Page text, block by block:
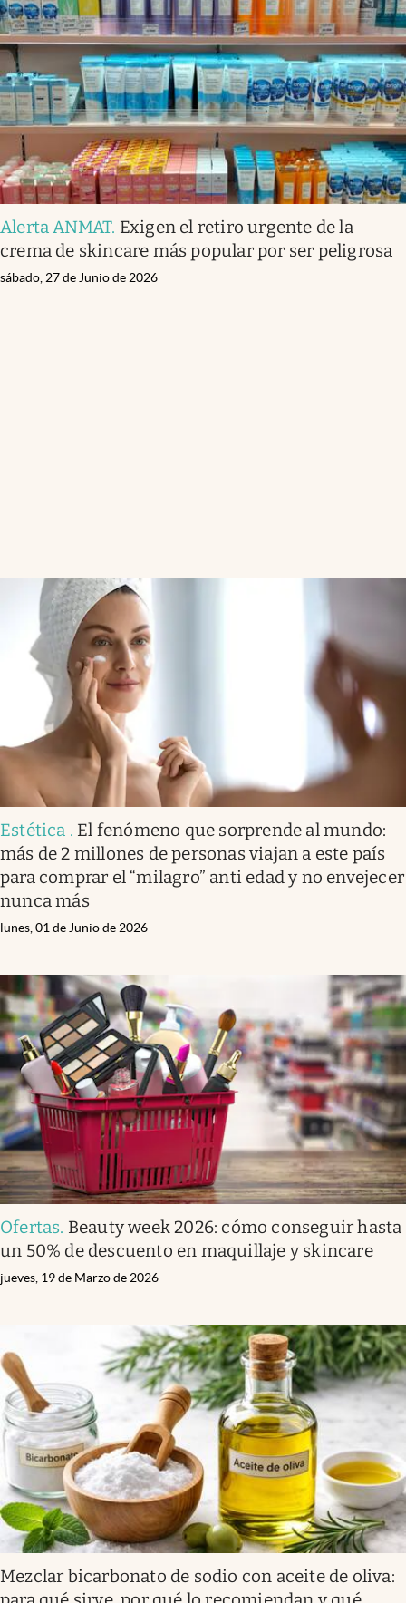
Alerta ANMAT. Exigen el retiro urgente de la
crema de skincare más popular por ser peligrosa
sábado, 27 de Junio de 2026
Estética . El fenómeno que sorprende al mundo:
más de 2 millones de personas viajan a este país
para comprar el “milagro” anti edad y no envejecer
nunca más
lunes, 01 de Junio de 2026
Ofertas. Beauty week 2026: cómo conseguir hasta
un 50% de descuento en maquillaje y skincare
jueves, 19 de Marzo de 2026
Mezclar bicarbonato de sodio con aceite de oliva: